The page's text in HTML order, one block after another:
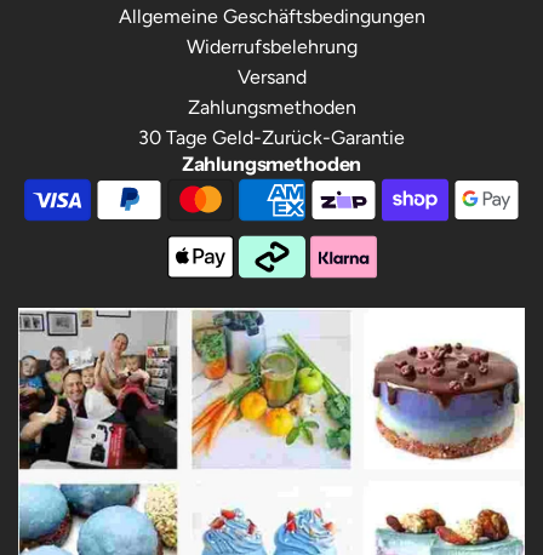
Allgemeine Geschäftsbedingungen
Widerrufsbelehrung
Versand
Zahlungsmethoden
30 Tage Geld-Zurück-Garantie
Zahlungsmethoden